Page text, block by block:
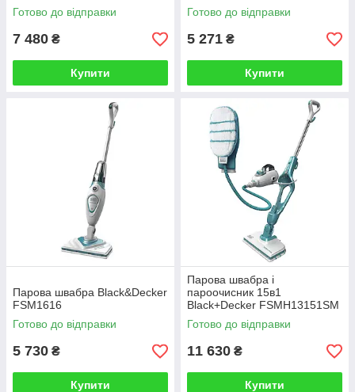
Готово до відправки
7 480 ₴
Купити
Готово до відправки
5 271 ₴
Купити
Парова швабра Black&Decker
FSM1616
Готово до відправки
5 730 ₴
Купити
Парова швабра і
пароочисник 15в1
Black+Decker FSMH13151SM
Готово до відправки
11 630 ₴
Купити